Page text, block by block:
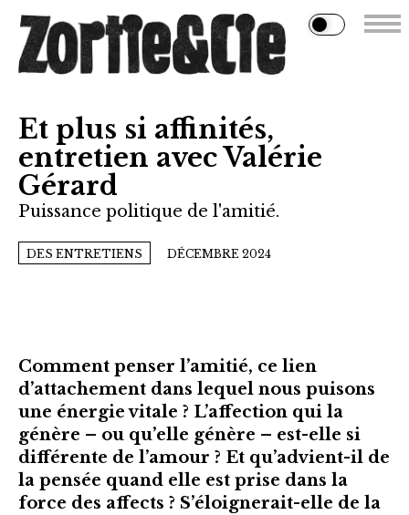
Et plus si affinités,
entretien avec Valérie
Gérard
Puissance politique de l'amitié.
DES ENTRETIENS DÉCEMBRE 2024
Comment penser l’amitié, ce lien
d’attachement dans lequel nous puisons
une énergie vitale ? L’affection qui la
génère – ou qu’elle génère – est-elle si
différente de l’amour ? Et qu’advient-il de
la pensée quand elle est prise dans la
force des affects ? S’éloignerait-elle de la